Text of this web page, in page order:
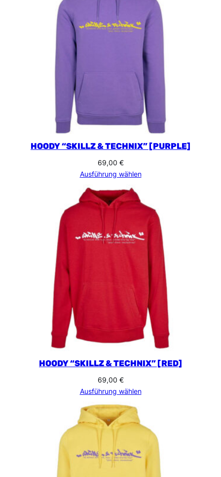
HOODY “SKILLZ & TECHNIX” [PURPLE]
69,00 €
Ausführung wählen
HOODY “SKILLZ & TECHNIX” [RED]
69,00 €
Ausführung wählen